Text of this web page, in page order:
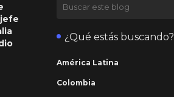
¿Qué estás buscando?
América Latina
Colombia